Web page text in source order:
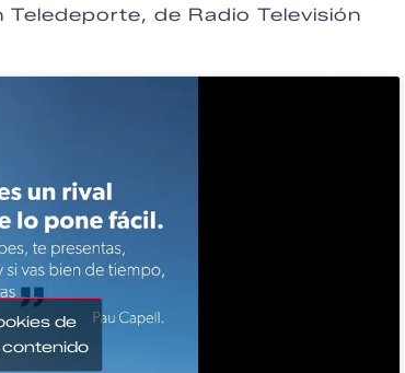
de Radio Televisión
de
contenido